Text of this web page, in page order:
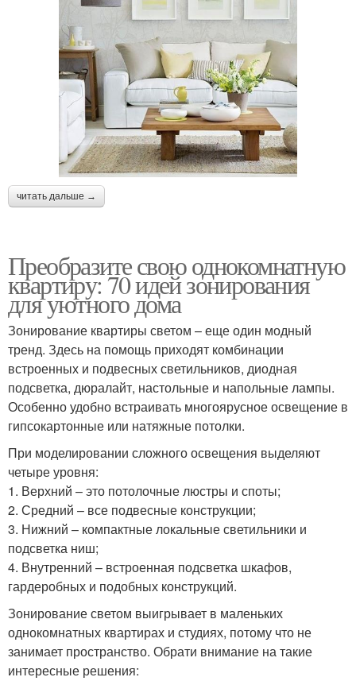
читать дальше →
Преобразите свою однокомнатную
квартиру: 70 идей зонирования
для уютного дома
Зонирование квартиры светом – еще один модный
тренд. Здесь на помощь приходят комбинации
встроенных и подвесных светильников, диодная
подсветка, дюралайт, настольные и напольные лампы.
Особенно удобно встраивать многоярусное освещение в
гипсокартонные или натяжные потолки.
При моделировании сложного освещения выделяют
четыре уровня:
1. Верхний – это потолочные люстры и споты;
2. Средний – все подвесные конструкции;
3. Нижний – компактные локальные светильники и
подсветка ниш;
4. Внутренний – встроенная подсветка шкафов,
гардеробных и подобных конструкций.
Зонирование светом выигрывает в маленьких
однокомнатных квартирах и студиях, потому что не
занимает пространство. Обрати внимание на такие
интересные решения: